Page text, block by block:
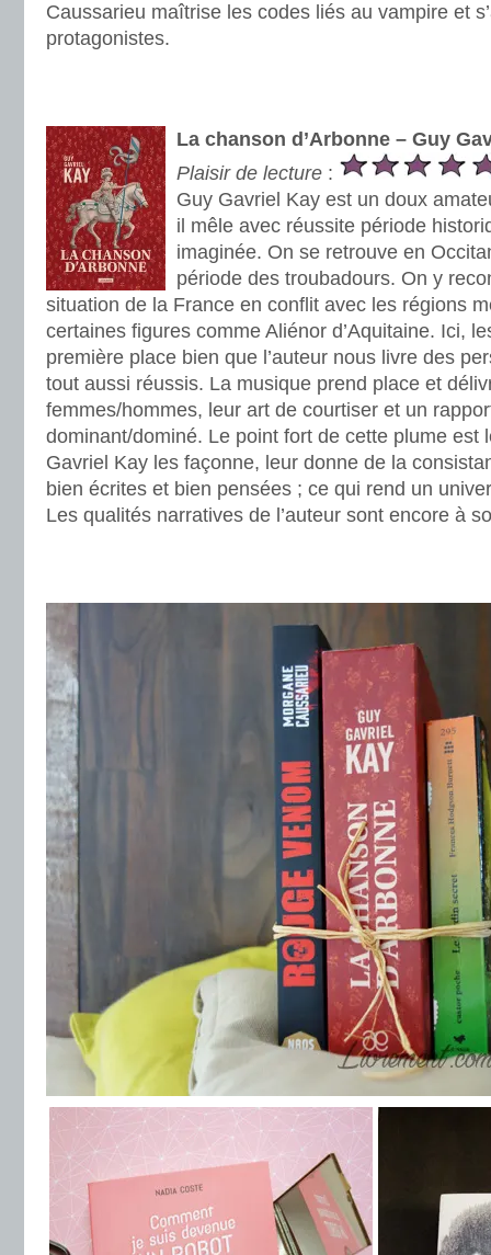
Caussarieu maîtrise les codes liés au vampire et
protagonistes.
La chanson d’Arbonne – Guy
Plaisir de lecture :
Guy Gavriel Kay est un doux
il mêle avec réussite période
imaginée. On se retrouve en
période des troubadours. On y
situation de la France en conflit avec les régions
certaines figures comme Aliénor d’Aquitaine. Ici,
première place bien que l’auteur nous livre des
tout aussi réussis. La musique prend place et
femmes/hommes, leur art de courtiser et un
dominant/dominé. Le point fort de cette plume est
Gavriel Kay les façonne, leur donne de la
bien écrites et bien pensées ; ce qui rend un
Les qualités narratives de l’auteur sont encore à